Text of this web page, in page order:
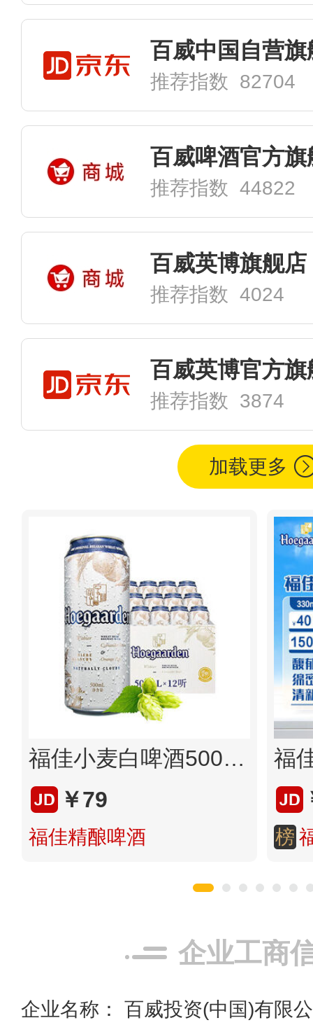
百威中国自营旗
推荐指数 82704
百威啤酒官方旗
推荐指数 44822
百威英博旗舰店
推荐指数 4024
百威英博官方旗
推荐指数 3874
加载更多
福佳小麦白啤酒500ml*12听
￥79
福佳精酿啤酒 榜
企业工商
企业名称： 百威投资(中国)有限